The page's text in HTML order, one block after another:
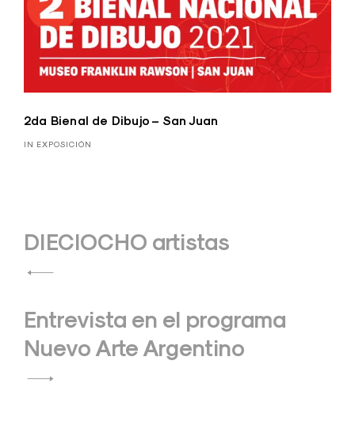
2da Bienal de Dibujo – San Juan
IN EXPOSICIÓN
Navegación
de
DIECIOCHO artistas
Entrevista en el programa
Nuevo Arte Argentino